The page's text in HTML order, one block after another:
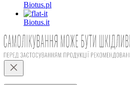
Biotus.pl
Biotus.it